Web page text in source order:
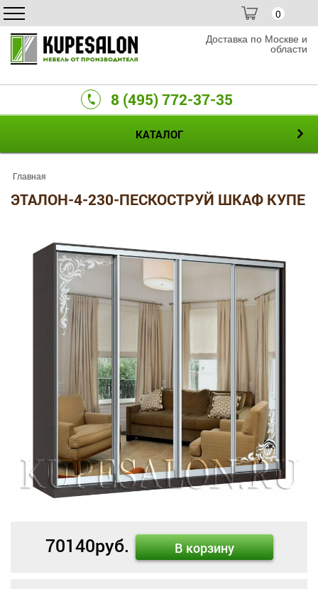
0
Доставка по Москве и
области
8 (495) 772-37-35
КАТАЛОГ
Главная
ЭТАЛОН-4-230-ПЕСКОСТРУЙ ШКАФ КУПЕ
70140руб. В корзину